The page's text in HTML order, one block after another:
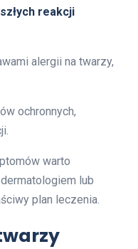
reakcji
alergii na twarzy,
ochronnych,
warto
lub
plan leczenia.